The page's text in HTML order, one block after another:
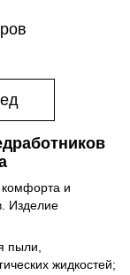
комфорта и
Изделие
пыли,
жидкостей;